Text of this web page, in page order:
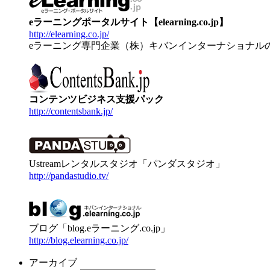
eラーニングポータルサイト【elearning.co.jp】
http://elearning.co.jp/
eラーニング専門企業（株）キバンインターナショナル
コンテンツビジネス支援パック
http://contentsbank.jp/
Ustreamレンタルスタジオ「パンダスタジオ」
http://pandastudio.tv/
ブログ「blog.eラーニング.co.jp」
http://blog.elearning.co.jp/
アーカイブ